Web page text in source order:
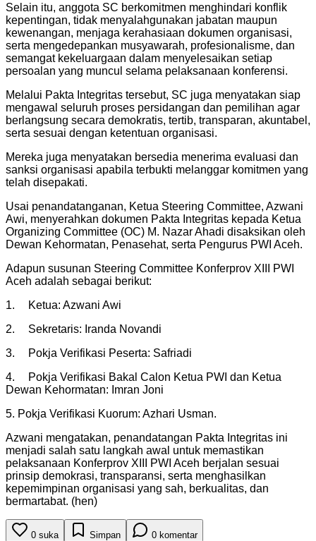
Selain itu, anggota SC berkomitmen menghindari konflik
kepentingan, tidak menyalahgunakan jabatan maupun
kewenangan, menjaga kerahasiaan dokumen organisasi,
serta mengedepankan musyawarah, profesionalisme, dan
semangat kekeluargaan dalam menyelesaikan setiap
persoalan yang muncul selama pelaksanaan konferensi.
Melalui Pakta Integritas tersebut, SC juga menyatakan siap
mengawal seluruh proses persidangan dan pemilihan agar
berlangsung secara demokratis, tertib, transparan, akuntabel,
serta sesuai dengan ketentuan organisasi.
Mereka juga menyatakan bersedia menerima evaluasi dan
sanksi organisasi apabila terbukti melanggar komitmen yang
telah disepakati.
Usai penandatanganan, Ketua Steering Committee, Azwani
Awi, menyerahkan dokumen Pakta Integritas kepada Ketua
Organizing Committee (OC) M. Nazar Ahadi disaksikan oleh
Dewan Kehormatan, Penasehat, serta Pengurus PWI Aceh.
Adapun susunan Steering Committee Konferprov XIII PWI
Aceh adalah sebagai berikut:
1.
Ketua: Azwani Awi
2.
Sekretaris: Iranda Novandi
3.
Pokja Verifikasi Peserta: Safriadi
4.
Pokja Verifikasi Bakal Calon Ketua PWI dan Ketua
Dewan Kehormatan: Imran Joni
5. Pokja Verifikasi Kuorum: Azhari Usman.
Azwani mengatakan, penandatangan Pakta Integritas ini
menjadi salah satu langkah awal untuk memastikan
pelaksanaan Konferprov XIII PWI Aceh berjalan sesuai
prinsip demokrasi, transparansi, serta menghasilkan
kepemimpinan organisasi yang sah, berkualitas, dan
bermartabat. (hen)
0 suka Simpan 0 komentar